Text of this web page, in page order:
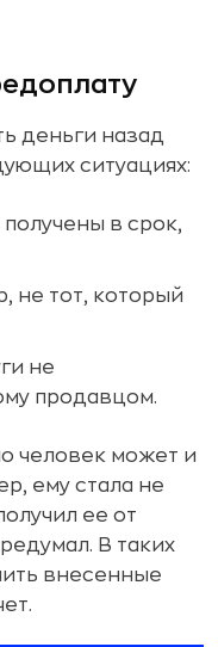
деньги назад
ситуациях:
в срок,
не тот, который
не
продавцом.
человек может и
ему стала не
ее от
В таких
внесенные